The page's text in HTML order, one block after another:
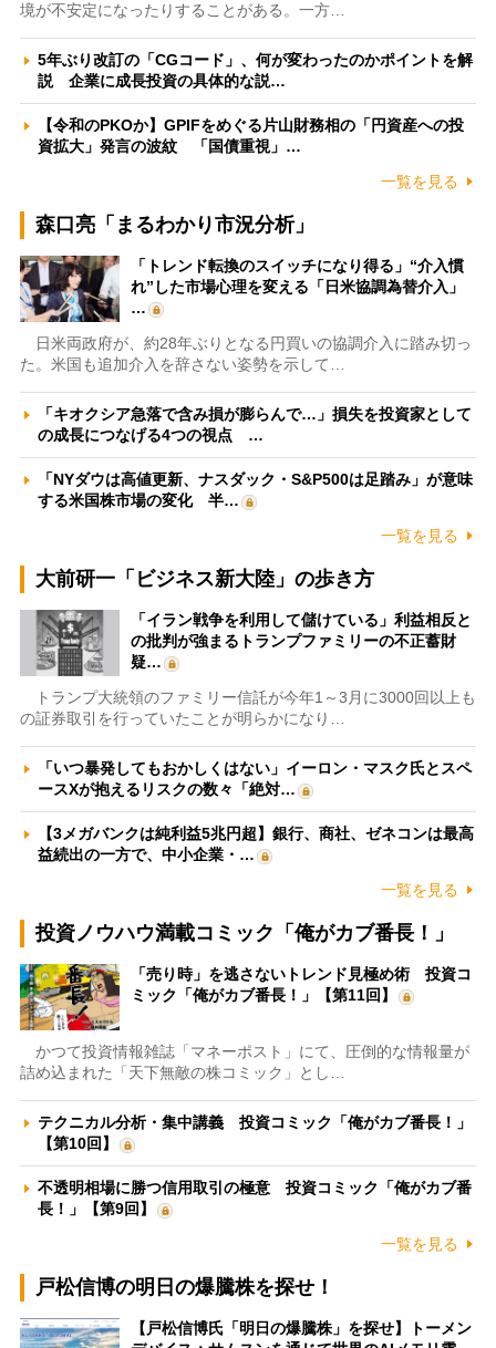
境が不安定になったりすることがある。一方…
5年ぶり改訂の「CGコード」、何が変わったのかポイントを解
説 企業に成長投資の具体的な説…
【令和のPKOか】GPIFをめぐる片山財務相の「円資産への投
資拡大」発言の波紋 「国債重視」…
一覧を見る
森口亮「まるわかり市況分析」
「トレンド転換のスイッチになり得る」“介入慣
れ”した市場心理を変える「日米協調為替介入」
…
日米両政府が、約28年ぶりとなる円買いの協調介入に踏み切っ
た。米国も追加介入を辞さない姿勢を示して…
「キオクシア急落で含み損が膨らんで…」損失を投資家として
の成長につなげる4つの視点 …
「NYダウは高値更新、ナスダック・S&P500は足踏み」が意味
する米国株市場の変化 半…
一覧を見る
大前研一「ビジネス新大陸」の歩き方
「イラン戦争を利用して儲けている」利益相反と
の批判が強まるトランプファミリーの不正蓄財
疑…
トランプ大統領のファミリー信託が今年1～3月に3000回以上も
の証券取引を行っていたことが明らかになり…
「いつ暴発してもおかしくはない」イーロン・マスク氏とスペ
ースXが抱えるリスクの数々「絶対…
【3メガバンクは純利益5兆円超】銀行、商社、ゼネコンは最高
益続出の一方で、中小企業・…
一覧を見る
投資ノウハウ満載コミック「俺がカブ番長！」
「売り時」を逃さないトレンド見極め術 投資コ
ミック「俺がカブ番長！」【第11回】
かつて投資情報雑誌「マネーポスト」にて、圧倒的な情報量が
詰め込まれた「天下無敵の株コミック」とし…
テクニカル分析・集中講義 投資コミック「俺がカブ番長！」
【第10回】
不透明相場に勝つ信用取引の極意 投資コミック「俺がカブ番
長！」【第9回】
一覧を見る
戸松信博の明日の爆騰株を探せ！
【戸松信博氏「明日の爆騰株」を探せ】トーメン